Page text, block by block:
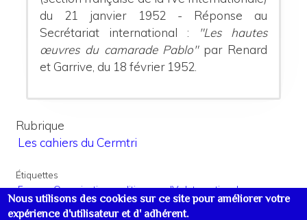
Nous utilisons des cookies sur ce site pour améliorer votre
expérience d'utilisateur et d' adhérent.
du 21 janvier 1952 - Réponse au
Secrétariat international : "Les hautes
œuvres du camarade Pablo"par Renard
et Garrive, du 18 février 1952.
Rubrique
Les cahiers du Cermtri
Étiquettes
France : Organisations politiques
IVe Internationale
Les Internationales